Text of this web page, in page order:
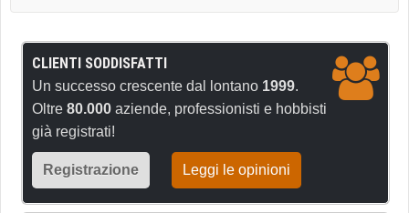
CLIENTI SODDISFATTI
Un successo crescente dal lontano 1999.
Oltre 80.000 aziende, professionisti e hobbisti
già registrati!
Registrazione Leggi le opinioni